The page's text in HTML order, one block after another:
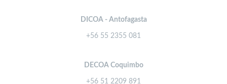
DICOA - Antofagasta
+56 55 2355 081
DECOA Coquimbo
+56 51 2209 891